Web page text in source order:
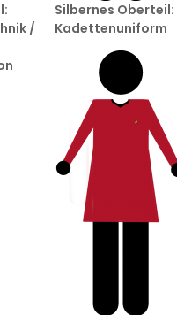
/
Silbernes Oberteil:
Kadettenuniform